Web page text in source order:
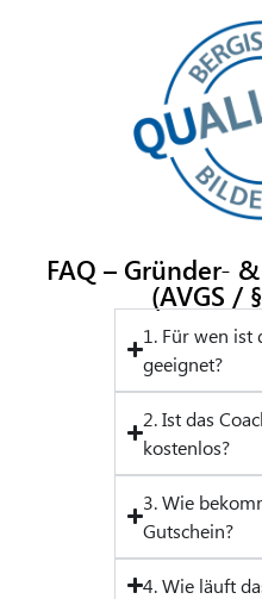
FAQ – Gründer-
(AVGS /
1. Für wen ist
geeignet?​
2. Ist das
kostenlos?​
3. Wie
Gutschein?​
4. Wie läuft